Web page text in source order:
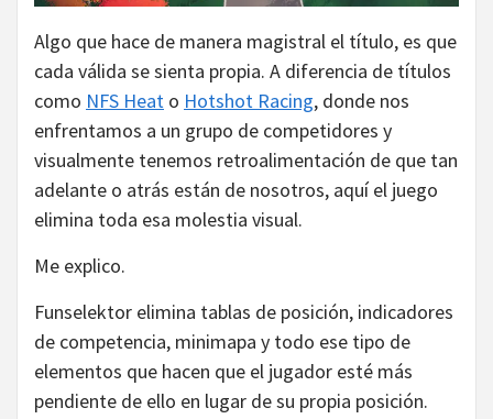
Algo que hace de manera magistral el título, es que
cada válida se sienta propia. A diferencia de títulos
como NFS Heat o Hotshot Racing, donde nos
enfrentamos a un grupo de competidores y
visualmente tenemos retroalimentación de que tan
adelante o atrás están de nosotros, aquí el juego
elimina toda esa molestia visual.
Me explico.
Funselektor elimina tablas de posición, indicadores
de competencia, minimapa y todo ese tipo de
elementos que hacen que el jugador esté más
pendiente de ello en lugar de su propia posición.